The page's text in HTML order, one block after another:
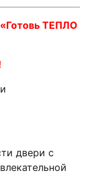
ТЕПЛО
двери с